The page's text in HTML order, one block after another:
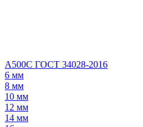
А500С ГОСТ 34028-2016
6 мм
8 мм
10 мм
12 мм
14 мм